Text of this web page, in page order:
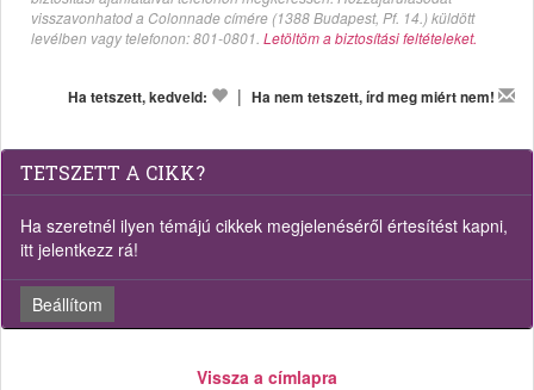
visszavonhatod a Colonnade címére (1388 Budapest, Pf. 14.) küldött
levélben vagy telefonon: 801-0801. Letöltöm a biztosítási feltételeket.
Ha tetszett, kedveld: | Ha nem tetszett, írd meg miért nem!
TETSZETT A CIKK?
Ha szeretnél ilyen témájú cikkek megjelenéséről értesítést kapni,
itt jelentkezz rá!
Beállítom
Vissza a címlapra